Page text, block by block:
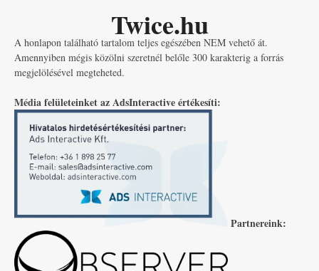
Twice.hu
A honlapon található tartalom teljes egészében NEM vehető át.
Amennyiben mégis közölni szeretnél belőle 300 karakterig a forrás
megjelölésével megteheted.
Média felületeinket az AdsInteractive értékesíti:
Partnereink: